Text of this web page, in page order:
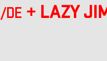
/DE + LAZY